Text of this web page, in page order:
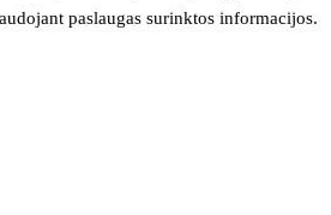
paslaugas surinktos informacijos.